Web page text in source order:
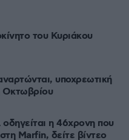
του Κυριάκου
υποχρεωτική
Οκτωβρίου
η 46χρονη που
Marfin, δείτε βίντεο